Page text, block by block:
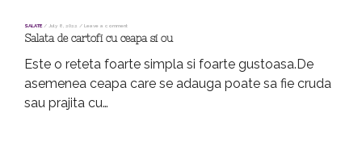
SALATE / July 8, 2022 / Leave a comment
Salata de cartofi cu ceapa si ou
Este o reteta foarte simpla si foarte gustoasa.De
asemenea ceapa care se adauga poate sa fie cruda
sau prajita cu…